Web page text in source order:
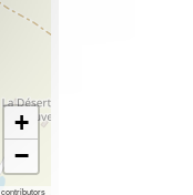
+
−
contributors